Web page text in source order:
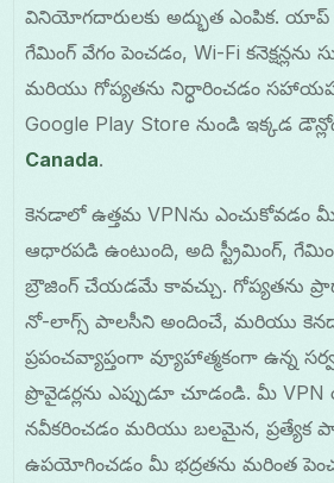
వినియోగదారులకు అద్భుత ఎంపిక.
గేమింగ్ వేగం పెంచడం, Wi-Fi కనెక్షన్లను
మరియు గోప్యతను నిర్ధారించడం
Google Play Store నుండి ఇక్కడ
Canada.
కెనడాలో ఉత్తమ VPNను ఎంచుకోవడం
ఆధారపడి ఉంటుంది, అది స్ట్రీమింగ్,
బ్రౌజింగ్ చేయడమే కావచ్చు. గోప్యతను
నో-లాగ్స్ పాలసీని అందించే, మరియు
ప్రపంచవ్యాప్తంగా వ్యూహాత్మకంగా ఉన్న
ప్రొవైడర్లను ఎప్పుడూ చూడండి. మీ
నవీకరించడం మరియు బలమైన, ప్రత్యేక
ఉపయోగించడం మీ భద్రతను మరింత